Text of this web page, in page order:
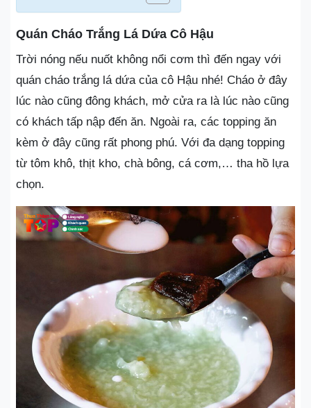
Quán Cháo Trắng Lá Dứa Cô Hậu
Trời nóng nếu nuốt không nổi cơm thì đến ngay với
quán cháo trắng lá dứa của cô Hậu nhé! Cháo ở đây
lúc nào cũng đông khách, mở cửa ra là lúc nào cũng
có khách tấp nập đến ăn. Ngoài ra, các topping ăn
kèm ở đây cũng rất phong phú. Với đa dạng topping
từ tôm khô, thịt kho, chà bông, cá cơm,… tha hồ lựa
chọn.